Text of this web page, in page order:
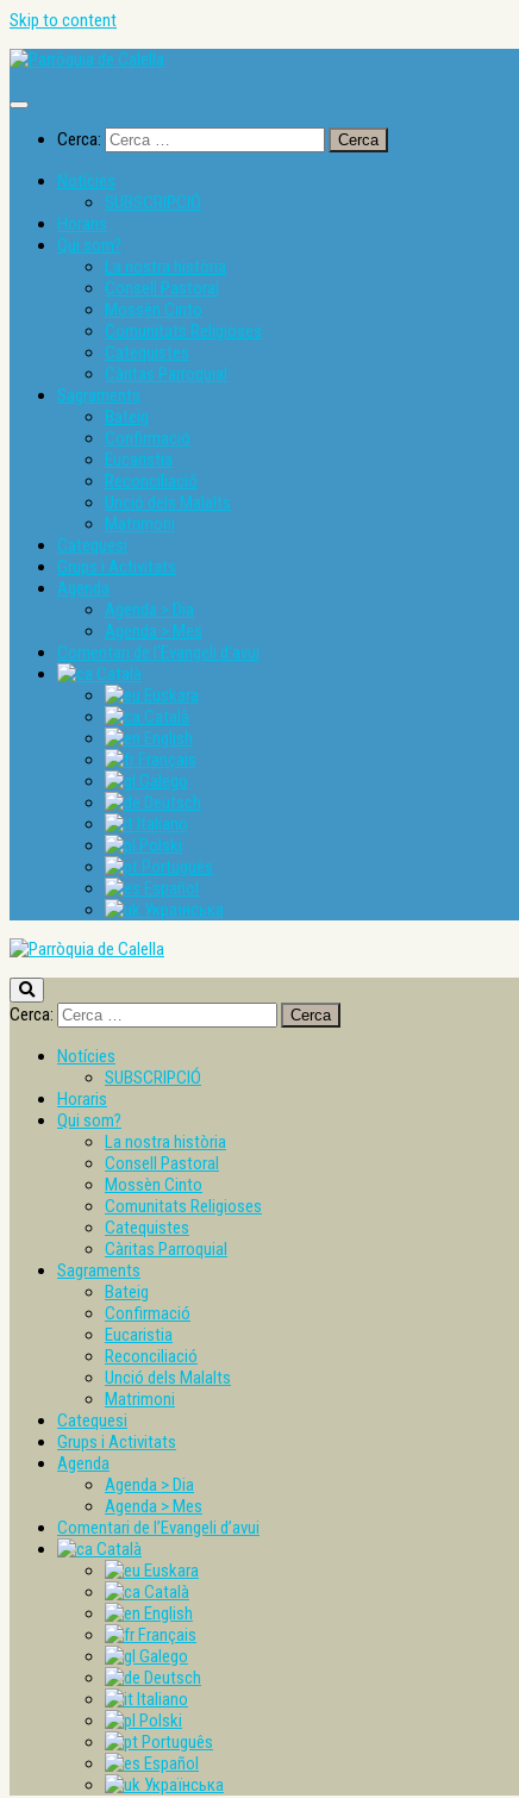
Skip to content
Cerca:
Notícies
SUBSCRIPCIÓ
Horaris
Qui som?
La nostra història
Consell Pastoral
Mossèn Cinto
Comunitats Religioses
Catequistes
Càritas Parroquial
Sagraments
Bateig
Confirmació
Eucaristia
Reconciliació
Unció dels Malalts
Matrimoni
Catequesi
Grups i Activitats
Agenda
Agenda > Dia
Agenda > Mes
Comentari de l’Evangeli d’avui
Català
Euskara
Català
English
Français
Galego
Deutsch
Italiano
Polski
Português
Español
Українська
Cerca:
Notícies
SUBSCRIPCIÓ
Horaris
Qui som?
La nostra història
Consell Pastoral
Mossèn Cinto
Comunitats Religioses
Catequistes
Càritas Parroquial
Sagraments
Bateig
Confirmació
Eucaristia
Reconciliació
Unció dels Malalts
Matrimoni
Catequesi
Grups i Activitats
Agenda
Agenda > Dia
Agenda > Mes
Comentari de l’Evangeli d’avui
Català
Euskara
Català
English
Français
Galego
Deutsch
Italiano
Polski
Português
Español
Українська